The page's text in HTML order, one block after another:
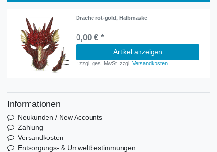
Drache rot-gold, Halbmaske
0,00 € *
Artikel anzeigen
*zzgl. ges. MwSt. zzgl.Versandkosten
Informationen
Neukunden / New Accounts
Zahlung
Versandkosten
Entsorgungs- & Umweltbestimmungen